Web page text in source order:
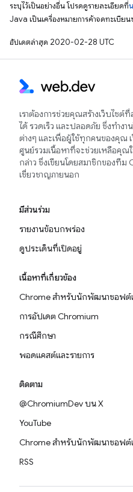
ระบุไว้เป็นอย่างอื่น โปรดดูรายละเอียดที่
Java เป็นเครื่องหมายการค้าจดทะเบีย
อัปเดตล่าสุด 2020-02-28 UTC
เราต้องการช่วยคุณสร้างเว็บไซต์ที่
ได้ รวดเร็ว และปลอดภัย ซึ่งทำงาน
ต่างๆ และเพื่อผู้ใช้ทุกคนของคุณ
ศูนย์รวมเนื้อหาที่จะช่วยเหลือคุณ
กล่าว ซึ่งเขียนโดยสมาชิกของทีม
เชี่ยวชาญภายนอก
มีส่วนร่วม
รายงานข้อบกพร่อง
ดูประเด็นที่เปิดอยู่
เนื้อหาที่เกี่ยวข้อง
Chrome สำหรับนักพัฒนาซอฟต์
การอัปเดต Chromium
กรณีศึกษา
พอดแคสต์และรายการ
ติดตาม
@ChromiumDev บน X
YouTube
Chrome สำหรับนักพัฒนาซอฟต์
RSS